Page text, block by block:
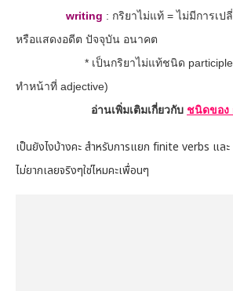
writing : กริยาไม่แท้ = ไม่มีการเ
หรือแสดงอดีต ปัจจุบัน อนาคต
* เป็นกริยาไม่แท้ชนิด participle (กริ
ทำหน้าที่ adjective)
อ่านเพิ่มเติมเกี่ยวกับ ชนิดของ
เป็นยังไงบ้างคะ สำหรับการแยก finite verbs แ
ไม่ยากเลยจริงๆใช่ไหมคะเพื่อนๆ